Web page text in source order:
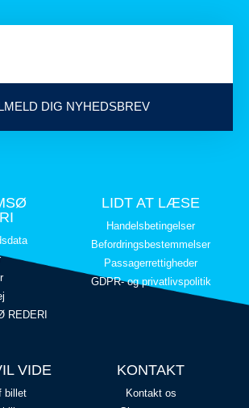
DIG NYHEDSBREV
REDERI
LIDT AT LÆSE
Handelsbetingelser
Befordringsbestemmelser
Passagerrettigheder
GDPR- og privatlivspolitik
VIDE
billet
KONTAKT
Kontakt os